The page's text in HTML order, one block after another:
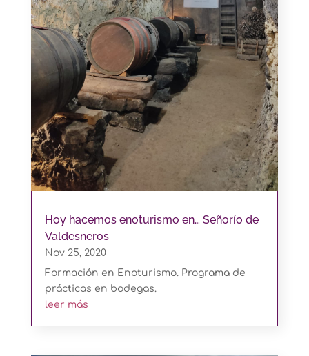
Hoy hacemos enoturismo en… Señorío de
Valdesneros
Nov 25, 2020
Formación en Enoturismo. Programa de
prácticas en bodegas.
leer más